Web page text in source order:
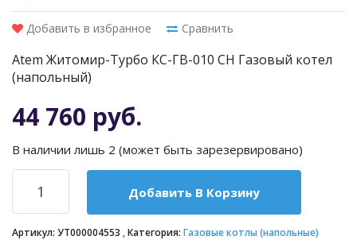
Добавить в избранное Сравнить
Atem Житомир-Турбо КС-ГВ-010 СН Газовый котел
(напольный)
44 760 руб.
В наличии лишь 2 (может быть зарезервировано)
Добавить В Корзину
Артикул: УТ000004553 Категория: Газовые котлы (напольные)